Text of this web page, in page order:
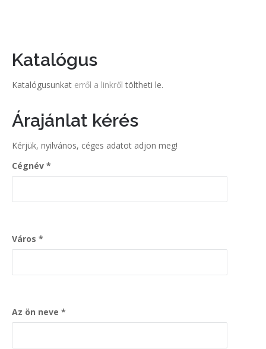
Katalógus
Katalógusunkat erről a linkről töltheti le.
Árajánlat kérés
Kérjük, nyilvános, céges adatot adjon meg!
Cégnév
Város
Az ön neve